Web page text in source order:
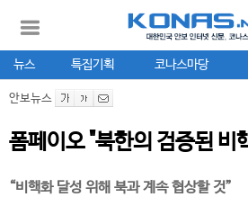
뉴스 특집기획 코나스마당
안보뉴스
폼페이오 "북한의 검증된 비
“비핵화 달성 위해 북과 계속 협상할 것”